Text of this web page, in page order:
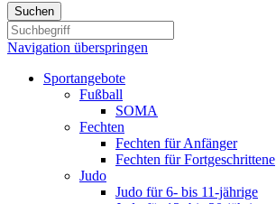
Suchen
Navigation überspringen
Sportangebote
Fußball
SOMA
Fechten
Fechten für Anfänger
Fechten für Fortgeschrittene
Judo
Judo für 6- bis 11-jährige